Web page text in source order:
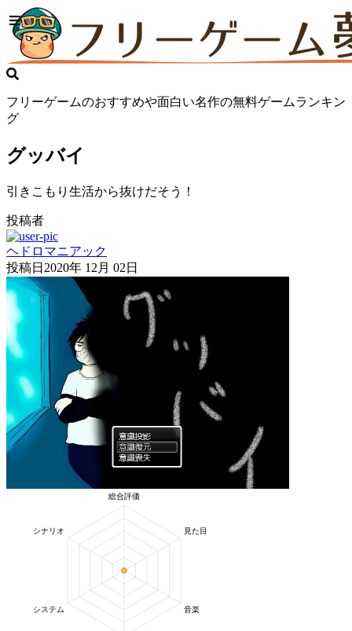
フリーゲームのおすすめや面白い名作の無料ゲームランキン
グ
グッバイ
引きこもり生活から抜けだそう！
投稿者
ヘドロマニアック
投稿日 2020年 12月 02日